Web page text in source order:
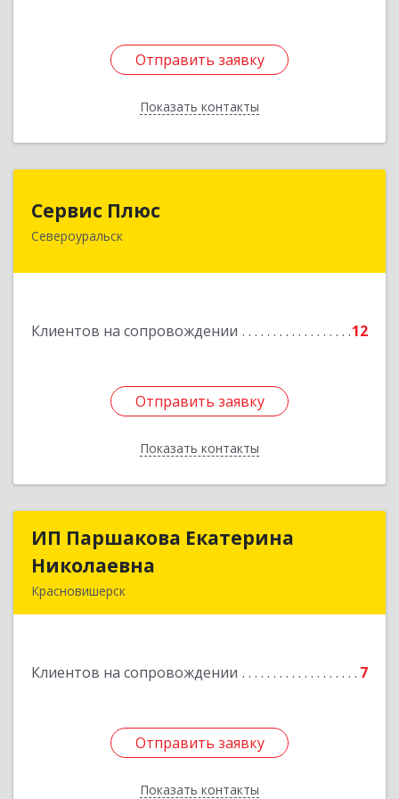
Отправить заявку
Показать контакты
Отправить заявку
Назад
Сервис Плюс
Североуральск
Клиентов на сопровождении 12
Отправить заявку
Показать контакты
624480, Свердловская обл, Североуральск г,
Отправить заявку
Назад
ИП Паршакова Екатерина
Николаевна
Красновишерск
Клиентов на сопровождении 7
Отправить заявку
Показать контакты
ИП Паршакова Екатерина
Подробнее
Отправить заявку
Назад